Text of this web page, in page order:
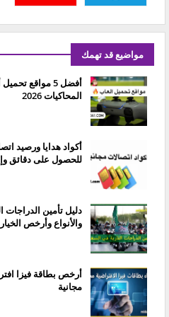
مواضيع قد تهمك
المحاكيات 2026
للحصول على دقائق
دليل تأمين الدراجات
والأنواع وأرخص
مجانية